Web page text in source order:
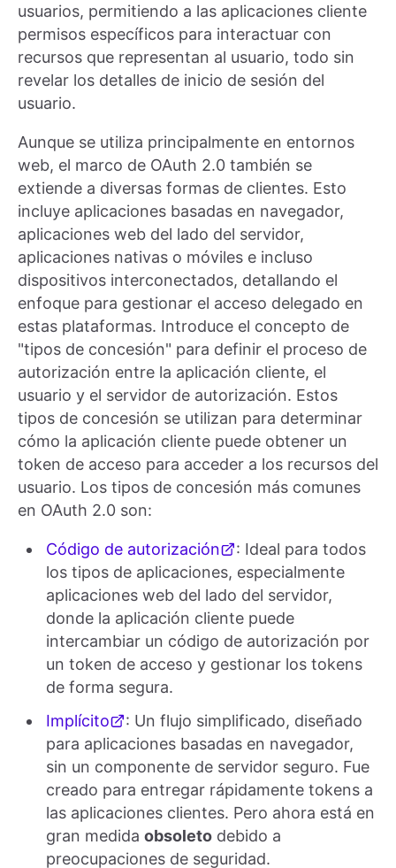
usuarios, permitiendo a las aplicaciones cliente
permisos específicos para interactuar con
recursos que representan al usuario, todo sin
revelar los detalles de inicio de sesión del
usuario.
Aunque se utiliza principalmente en entornos
web, el marco de OAuth 2.0 también se
extiende a diversas formas de clientes. Esto
incluye aplicaciones basadas en navegador,
aplicaciones web del lado del servidor,
aplicaciones nativas o móviles e incluso
dispositivos interconectados, detallando el
enfoque para gestionar el acceso delegado en
estas plataformas. Introduce el concepto de
"tipos de concesión" para definir el proceso de
autorización entre la aplicación cliente, el
usuario y el servidor de autorización. Estos
tipos de concesión se utilizan para determinar
cómo la aplicación cliente puede obtener un
token de acceso para acceder a los recursos del
usuario. Los tipos de concesión más comunes
en OAuth 2.0 son:
Código de autorización
: Ideal para todos
los tipos de aplicaciones, especialmente
aplicaciones web del lado del servidor,
donde la aplicación cliente puede
intercambiar un código de autorización por
un token de acceso y gestionar los tokens
de forma segura.
Implícito
: Un flujo simplificado, diseñado
para aplicaciones basadas en navegador,
sin un componente de servidor seguro. Fue
creado para entregar rápidamente tokens a
las aplicaciones clientes. Pero ahora está en
gran medida obsoleto debido a
preocupaciones de seguridad.